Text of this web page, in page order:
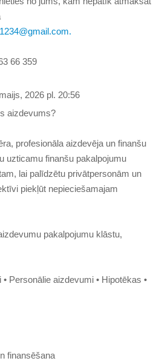
.
66 359
2026 pl. 20:56
aizdevums?
profesionāla aizdevēja un finanšu
uzticamu finanšu pakalpojumu
lai palīdzētu privātpersonām un
piekļūt nepieciešamajam
pakalpojumu klāstu,
Personālie aizdevumi • Hipotēkas •
finansēšana